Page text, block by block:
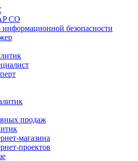
CO
информационной безопасности
продаж
магазина
проектов